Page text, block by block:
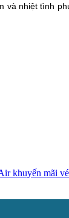
nhiệt tình